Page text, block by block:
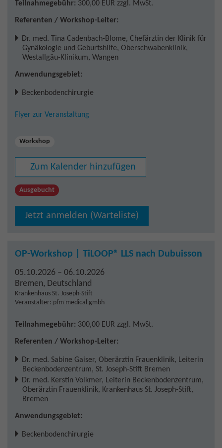
Teilnahmegebühr: 300,00 EUR zzgl. MwSt.
Referenten / Workshop-Leiter:
Dr. med. Tina Cadenbach-Blome, Chefärztin der Klinik für
Gynäkologie und Geburtshilfe, Oberschwabenklinik,
Westallgäu-Klinikum, Wangen
Anwendungsgebiet:
Beckenbodenchirurgie
Flyer zur Veranstaltung
Workshop
Zum Kalender hinzufügen
Ausgebucht
Jetzt anmelden (Warteliste)
OP-Workshop | TiLOOP® LLS nach Dubuisson
05.10.2026 – 06.10.2026
Bremen, Deutschland
Krankenhaus St. Joseph-Stift
Veranstalter: pfm medical gmbh
Teilnahmegebühr: 300,00 EUR zzgl. MwSt.
Referenten / Workshop-Leiter:
Dr. med. Sabine Gaiser, Oberärztin Frauenklinik, Leiterin
Beckenbodenzentrum, St. Joseph-Stift Bremen
Dr. med. Kerstin Volkmer, Leiterin Beckenbodenzentrum,
Oberärztin Frauenklinik, Krankenhaus St. Joseph-Stift,
Bremen
Anwendungsgebiet:
Beckenbodenchirurgie